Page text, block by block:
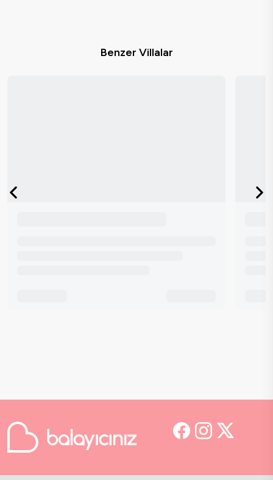
Benzer Villalar